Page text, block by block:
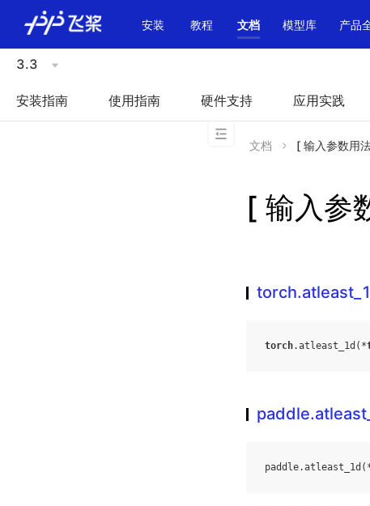
安装 教程 文档 模型库 产品
3.3
安装指南 使用指南 硬件支持 应用实践
文档 [ 输入参数用
[ 输入参
torch.atleast_1d ( *
paddle.atleast_1d (